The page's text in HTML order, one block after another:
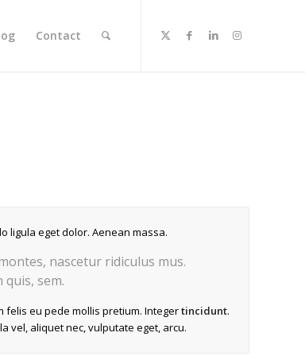
Contact
ligula eget dolor. Aenean massa.
nascetur ridiculus mus.
sem.
felis eu pede mollis pretium. Integertincidunt.
vel, aliquet nec, vulputate eget, arcu.